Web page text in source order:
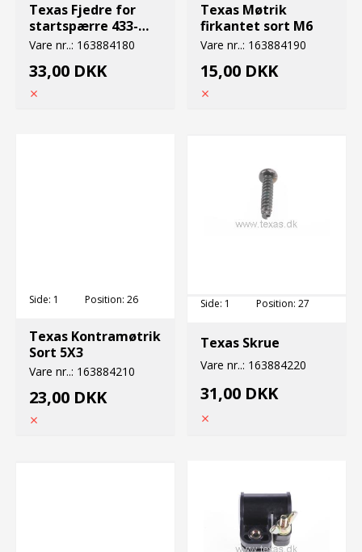
Texas Fjedre for
startspærre 433-
341m-342m
Vare nr..: 163884180
33,00 DKK
Texas Møtrik
firkantet sort M6
Vare nr..: 163884190
15,00 DKK
Side: 1 Position: 26
Texas Kontramøtrik
Sort 5X3
Vare nr..: 163884210
23,00 DKK
Side: 1 Position: 27
Texas Skrue
Vare nr..: 163884220
31,00 DKK